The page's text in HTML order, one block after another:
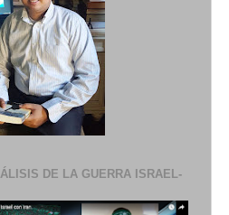
DE LA GUERRA ISRAEL-